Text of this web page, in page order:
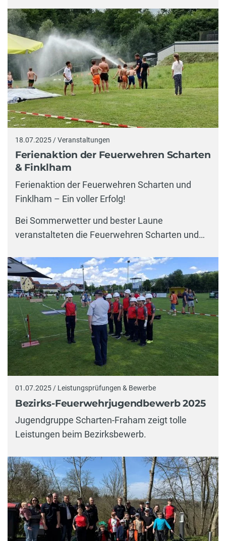
18.07.2025 / Veranstaltungen
Ferienaktion der Feuerwehren Scharten
& Finklham
Ferienaktion der Feuerwehren Scharten und
Finklham – Ein voller Erfolg!
Bei Sommerwetter und bester Laune
veranstalteten die Feuerwehren Scharten und…
01.07.2025 / Leistungsprüfungen & Bewerbe
Bezirks-Feuerwehrjugendbewerb 2025
Jugendgruppe Scharten-Fraham zeigt tolle
Leistungen beim Bezirksbewerb.